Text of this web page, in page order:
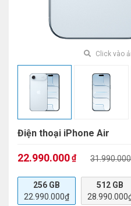
Click vào
Điện thoại iPhone Air
22.990.000₫
256 GB
22.990.000₫
512 GB